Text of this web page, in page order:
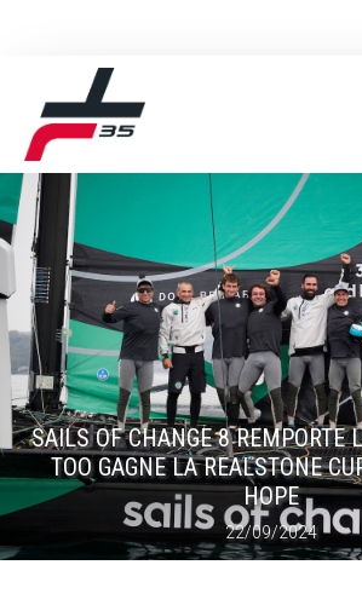
SAILS OF CHANGE 8 REMPORTE
TOO GAGNE LA REALSTONE
HOPE
22/09/2024